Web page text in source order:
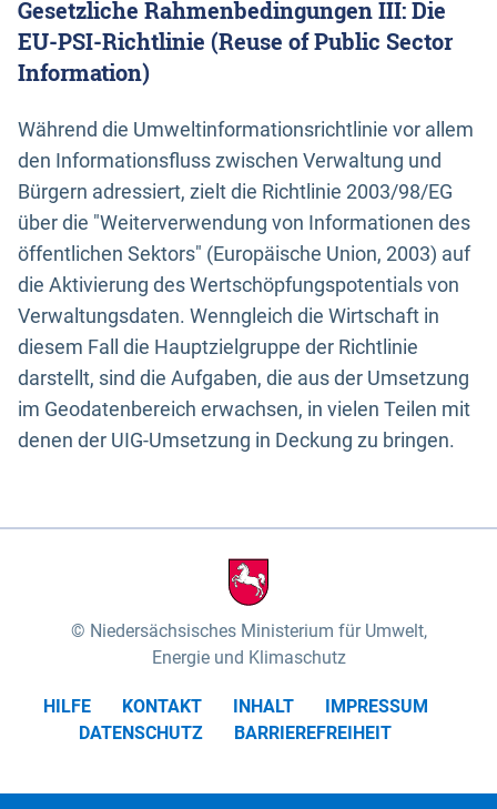
Gesetzliche Rahmenbedingungen III: Die
EU-PSI-Richtlinie (Reuse of Public Sector
Information)
Während die Umweltinformationsrichtlinie vor allem
den Informationsfluss zwischen Verwaltung und
Bürgern adressiert, zielt die Richtlinie 2003/98/EG
über die "Weiterverwendung von Informationen des
öffentlichen Sektors" (Europäische Union, 2003) auf
die Aktivierung des Wertschöpfungspotentials von
Verwaltungsdaten. Wenngleich die Wirtschaft in
diesem Fall die Hauptzielgruppe der Richtlinie
darstellt, sind die Aufgaben, die aus der Umsetzung
im Geodatenbereich erwachsen, in vielen Teilen mit
denen der UIG-Umsetzung in Deckung zu bringen.
Niedersächsisches Ministerium für Umwelt,
Energie und Klimaschutz
HILFE KONTAKT INHALT
IMPRESSUM
DATENSCHUTZ
BARRIEREFREIHEIT